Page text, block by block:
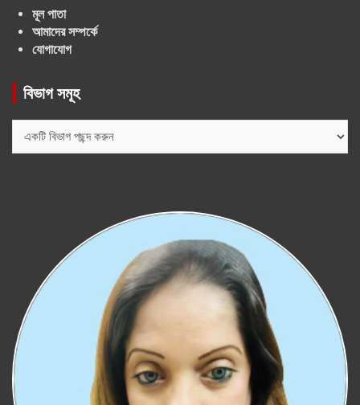
মূল পাতা
আমাদের সম্পর্কে
যোগাযোগ
বিভাগ সমূহ